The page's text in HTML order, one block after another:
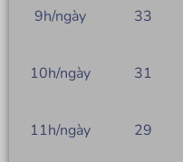
9h/ngày 33
10h/ngày 31
11h/ngày 29